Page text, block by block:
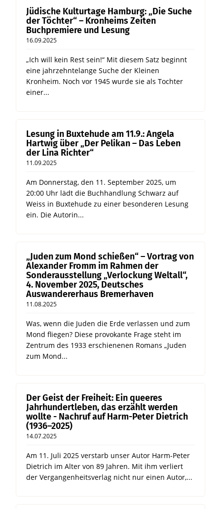
Jüdische Kulturtage Hamburg: „Die Suche
der Töchter“ – Kronheims Zeiten
Buchpremiere und Lesung
16.09.2025
„Ich will kein Rest sein!“ Mit diesem Satz beginnt
eine jahrzehntelange Suche der Kleinen
Kronheim. Noch vor 1945 wurde sie als Tochter
einer...
Lesung in Buxtehude am 11.9.: Angela
Hartwig über „Der Pelikan – Das Leben
der Lina Richter“
11.09.2025
Am Donnerstag, den 11. September 2025, um
20:00 Uhr lädt die Buchhandlung Schwarz auf
Weiss in Buxtehude zu einer besonderen Lesung
ein. Die Autorin...
„Juden zum Mond schießen“ – Vortrag von
Alexander Fromm im Rahmen der
Sonderausstellung „Verlockung Weltall“,
4. November 2025, Deutsches
Auswandererhaus Bremerhaven
11.08.2025
Was, wenn die Juden die Erde verlassen und zum
Mond fliegen? Diese provokante Frage steht im
Zentrum des 1933 erschienenen Romans „Juden
zum Mond...
Der Geist der Freiheit: Ein queeres
Jahrhundertleben, das erzählt werden
wollte - Nachruf auf Harm-Peter Dietrich
(1936–2025)
14.07.2025
Am 11. Juli 2025 verstarb unser Autor Harm-Peter
Dietrich im Alter von 89 Jahren. Mit ihm verliert
der Vergangenheitsverlag nicht nur einen Autor,...